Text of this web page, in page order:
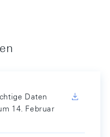
Daten
14. Februar